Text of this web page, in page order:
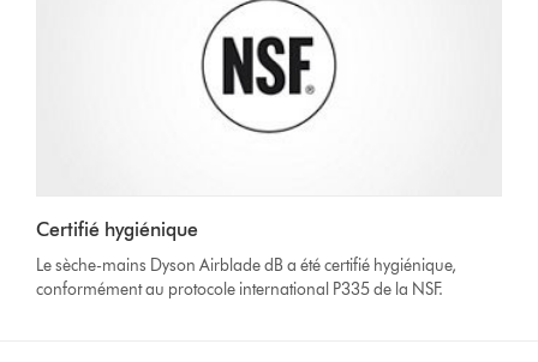
Certifié hygiénique
Le sèche-mains Dyson Airblade dB a été certifié hygiénique,
conformément au protocole international P335 de la NSF.